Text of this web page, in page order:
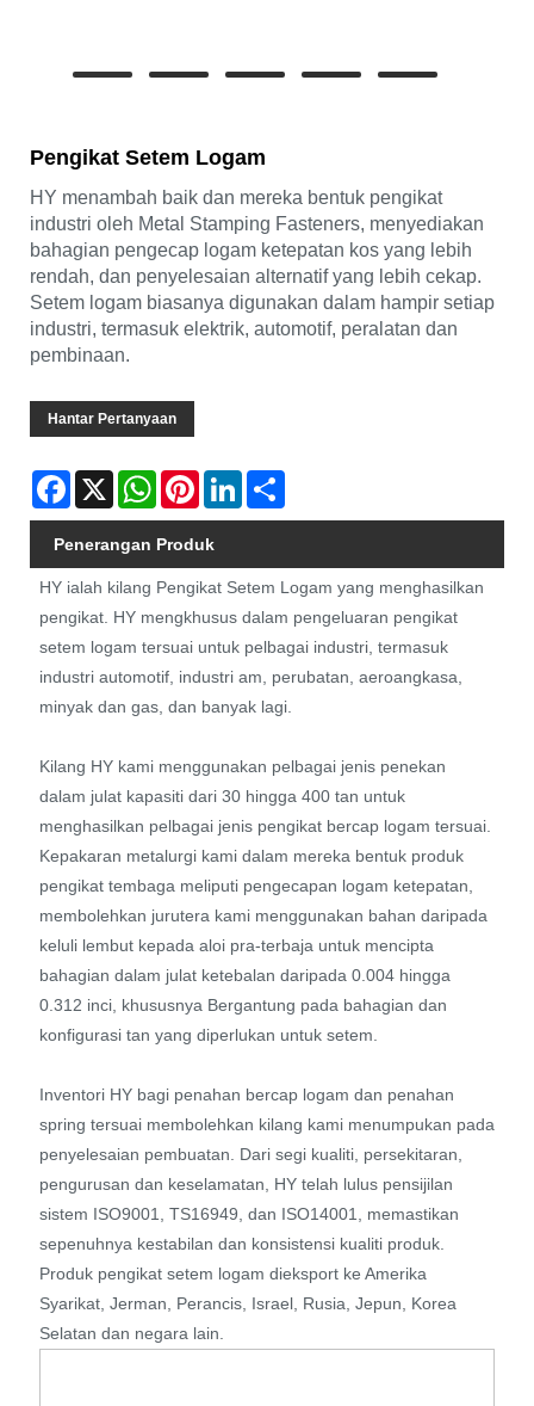
Pengikat Setem Logam
HY menambah baik dan mereka bentuk pengikat
industri oleh Metal Stamping Fasteners, menyediakan
bahagian pengecap logam ketepatan kos yang lebih
rendah, dan penyelesaian alternatif yang lebih cekap.
Setem logam biasanya digunakan dalam hampir setiap
industri, termasuk elektrik, automotif, peralatan dan
pembinaan.
Hantar Pertanyaan
Facebook
X WhatsAppPinterestLinkedIn
Penerangan Produk
HY ialah kilang Pengikat Setem Logam yang menghasilkan
pengikat. HY mengkhusus dalam pengeluaran pengikat
setem logam tersuai untuk pelbagai industri, termasuk
industri automotif, industri am, perubatan, aeroangkasa,
minyak dan gas, dan banyak lagi.
Kilang HY kami menggunakan pelbagai jenis penekan
dalam julat kapasiti dari 30 hingga 400 tan untuk
menghasilkan pelbagai jenis pengikat bercap logam tersuai.
Kepakaran metalurgi kami dalam mereka bentuk produk
pengikat tembaga meliputi pengecapan logam ketepatan,
membolehkan jurutera kami menggunakan bahan daripada
keluli lembut kepada aloi pra-terbaja untuk mencipta
bahagian dalam julat ketebalan daripada 0.004 hingga
0.312 inci, khususnya Bergantung pada bahagian dan
konfigurasi tan yang diperlukan untuk setem.
Inventori HY bagi penahan bercap logam dan penahan
spring tersuai membolehkan kilang kami menumpukan pada
penyelesaian pembuatan. Dari segi kualiti, persekitaran,
pengurusan dan keselamatan, HY telah lulus pensijilan
sistem ISO9001, TS16949, dan ISO14001, memastikan
sepenuhnya kestabilan dan konsistensi kualiti produk.
Produk pengikat setem logam dieksport ke Amerika
Syarikat, Jerman, Perancis, Israel, Rusia, Jepun, Korea
Selatan dan negara lain.